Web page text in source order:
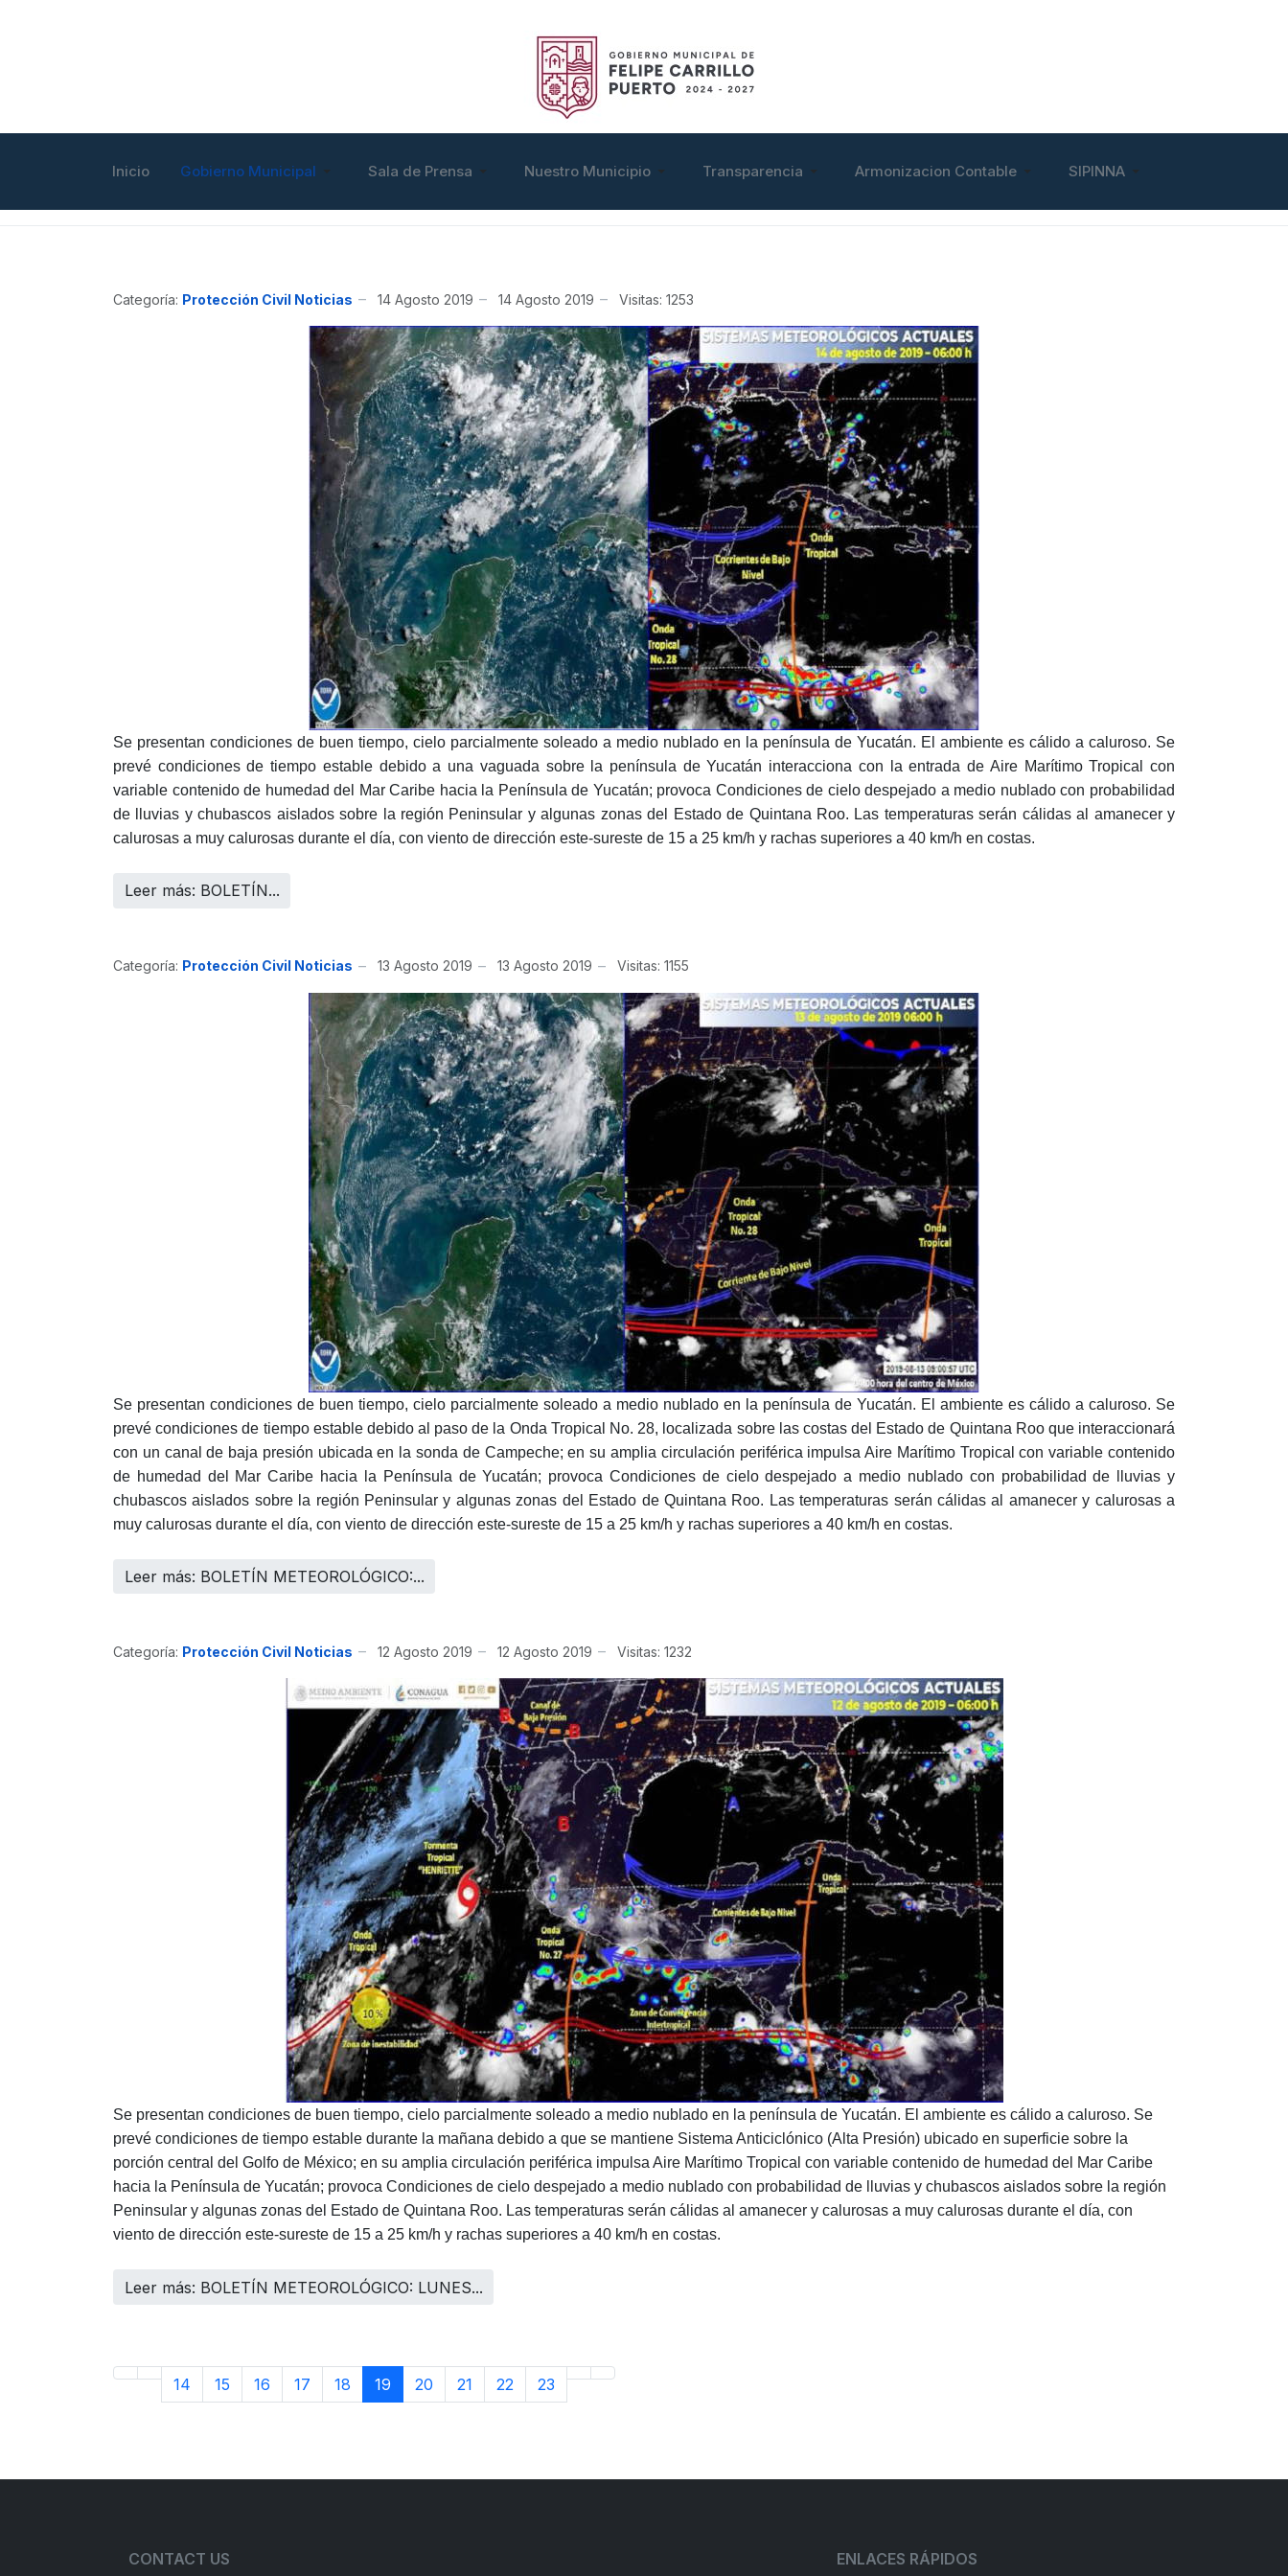
Inicio Gobierno Municipal Sala de Prensa Nuestro Municipio Transparencia Armonizacion Contable SIPINNA
Categoría: Protección Civil Noticias 14 Agosto 2019 14 Agosto 2019 Visitas: 1253
Se presentan condiciones de buen tiempo, cielo parcialmente soleado a medio nublado en la península de Yucatán. El ambiente es cálido a caluroso. Se
prevé condiciones de tiempo estable debido a una vaguada sobre la península de Yucatán interacciona con la entrada de Aire Marítimo Tropical con
variable contenido de humedad del Mar Caribe hacia la Península de Yucatán; provoca Condiciones de cielo despejado a medio nublado con probabilidad
de lluvias y chubascos aislados sobre la región Peninsular y algunas zonas del Estado de Quintana Roo. Las temperaturas serán cálidas al amanecer y
calurosas a muy calurosas durante el día, con viento de dirección este-sureste de 15 a 25 km/h y rachas superiores a 40 km/h en costas.
Leer más: BOLETÍN...
Categoría: Protección Civil Noticias 13 Agosto 2019 13 Agosto 2019 Visitas: 1155
Se presentan condiciones de buen tiempo, cielo parcialmente soleado a medio nublado en la península de Yucatán. El ambiente es cálido a caluroso. Se
prevé condiciones de tiempo estable debido al paso de la Onda Tropical No. 28, localizada sobre las costas del Estado de Quintana Roo que interaccionará
con un canal de baja presión ubicada en la sonda de Campeche; en su amplia circulación periférica impulsa Aire Marítimo Tropical con variable contenido
de humedad del Mar Caribe hacia la Península de Yucatán; provoca Condiciones de cielo despejado a medio nublado con probabilidad de lluvias y
chubascos aislados sobre la región Peninsular y algunas zonas del Estado de Quintana Roo. Las temperaturas serán cálidas al amanecer y calurosas a
muy calurosas durante el día, con viento de dirección este-sureste de 15 a 25 km/h y rachas superiores a 40 km/h en costas.
Leer más: BOLETÍN METEOROLÓGICO:...
Categoría: Protección Civil Noticias 12 Agosto 2019 12 Agosto 2019 Visitas: 1232
Se presentan condiciones de buen tiempo, cielo parcialmente soleado a medio nublado en la península de Yucatán. El ambiente es cálido a caluroso. Se
prevé condiciones de tiempo estable durante la mañana debido a que se mantiene Sistema Anticiclónico (Alta Presión) ubicado en superficie sobre la
porción central del Golfo de México; en su amplia circulación periférica impulsa Aire Marítimo Tropical con variable contenido de humedad del Mar Caribe
hacia la Península de Yucatán; provoca Condiciones de cielo despejado a medio nublado con probabilidad de lluvias y chubascos aislados sobre la región
Peninsular y algunas zonas del Estado de Quintana Roo. Las temperaturas serán cálidas al amanecer y calurosas a muy calurosas durante el día, con
viento de dirección este-sureste de 15 a 25 km/h y rachas superiores a 40 km/h en costas.
Leer más: BOLETÍN METEOROLÓGICO: LUNES...
14 15 16 17 18 19 20 21 22 23
CONTACT US ENLACES RÁPIDOS